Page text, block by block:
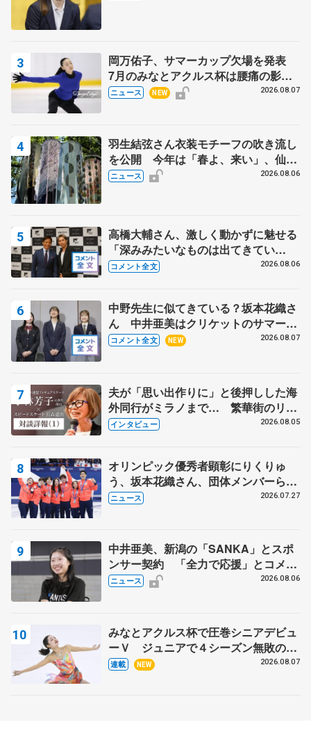
岡万佑子、サマーカップ欠場を発表
7月のみなとアクルス杯は腰痛の影響
で
ニュース NEW 2026.08.07
羽生結弦さん衣装モチーフの吹き流し
を公開 今年は「春よ、来い」、仙台
の瑞鳳殿
ニュース 2026.08.06
高橋大輔さん、激しく動かずに魅せる
「深みみたいなものは出てきてい
る？」 〝兄さん〟と慕うレジェンド
コメント全文 2026.08.06
中野先生に似てきている？坂本花織さ
ん 中井亜美はクリケットのサマーキ
ャンプに 島田麻央はたくさん試合に
コメント全文 NEW 2026.08.07
夫が「思い出作りに」と後押しした海
外同行がミラノまで… 繁華街のリン
クでは不良のお兄さんも味方に 小林
インタビュー 2026.08.05
オリンピック優秀者顕彰にりくりゅ
う、坂本花織さん、団体メンバーら
8月7日に文科省が表彰式、ブルーノ・
ニュース 2026.07.27
中井亜美、新潟の「SANKA」とスポ
ンサー契約 「全力で応援」とコメン
ト
ニュース 2026.08.06
みなとアクルス杯で圧巻シニアデビュ
ーＶ ジュニアで４シーズン無敗の島
田麻央
連載 NEW 2026.08.07